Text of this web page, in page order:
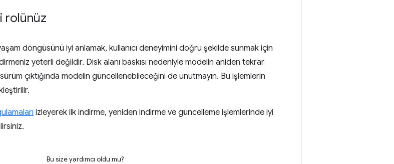
rolünüz
döngüsünü iyi anlamak, kullanıcı deneyimini doğru şekilde sunmak için
yeterli değildir. Disk alanı baskısı nedeniyle modelin aniden tekrar
çıktığında modelin güncellenebileceğini de unutmayın. Bu işlemlerin
izleyerek ilk indirme, yeniden indirme ve güncelleme işlemlerinde iyi
Bu size yardımcı oldu mu?